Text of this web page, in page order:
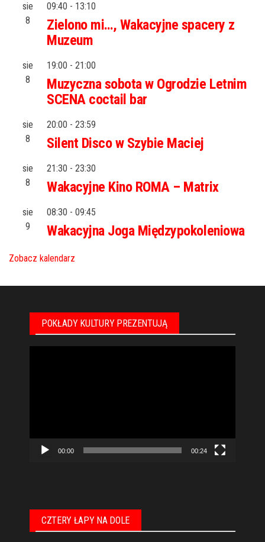
sie
8
09:40 - 13:10
Zielono mi…, Wakacyjne spacery z
Muzeum
sie
8
19:00 - 21:00
Muzyczna sobota w Ogrodzie Letnim
SCENA coctail bar
sie
8
20:00 - 23:59
Silent Disco w Szybie Maciej
sie
8
21:30 - 23:30
Wakacyjne Kino ROMA – Matrix
sie
9
08:30 - 09:45
Wakacyjna Joga Międzypokoleniowa
Zobacz kalendarz
POKŁADY KULTURY PREZENTUJĄ
00:00 00:24
CZTERY ŁAPY NA DOLE